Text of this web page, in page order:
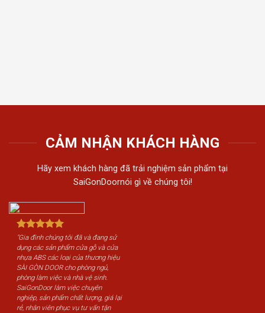
CẢM NHẬN KHÁCH HÀNG
Hãy xem khách hàng đã trải nghiệm sản phẩm tại
SaiGonDoornói gì về chúng tôi!
"Gia đình chúng tôi đã và đang sử
dụng các sản phẩm cửa gỗ và cửa
nhựa ABS các loại của thương hiệu
SÀI GÒN DOOR cho phòng ngủ,
phòng làm việc và nhà vệ sinh.
SaiGonDoor làm việc chuyên
nghiệp, sản phẩm chất lượng, giá lại
rẻ, nhân viên phục vụ tư vấn tận